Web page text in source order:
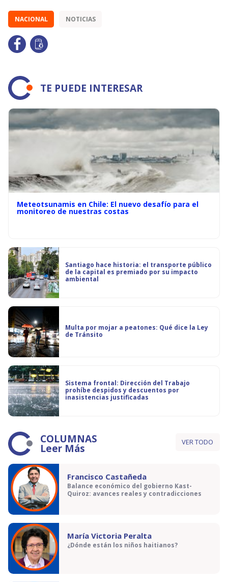
NACIONAL NOTICIAS
TE PUEDE INTERESAR
Meteotsunamis en Chile: El nuevo desafío para el
monitoreo de nuestras costas
Santiago hace historia: el transporte público
de la capital es premiado por su impacto
ambiental
Multa por mojar a peatones: Qué dice la Ley
de Tránsito
Sistema frontal: Dirección del Trabajo
prohíbe despidos y descuentos por
inasistencias justificadas
COLUMNAS
Leer Más VER TODO
Francisco Castañeda
Balance económico del gobierno Kast-
Quiroz: avances reales y contradicciones
María Victoria Peralta
¿Dónde están los niños haitianos?